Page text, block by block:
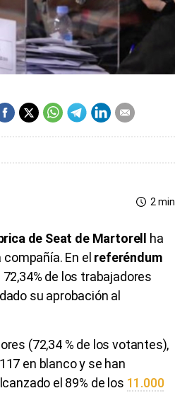
2 min
de Seat de Martorell ha
compañía. En el referéndum
72,34% de los trabajadores
su aprobación al
(72,34 % de los votantes),
en blanco y se han
el 89% de los 11.000